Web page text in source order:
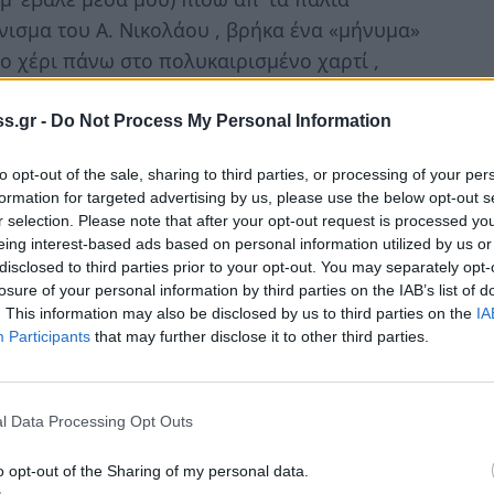
- Do Not Process My Personal Information
opt-out of the sale, sharing to third parties, or processing of your
for targeted advertising by us, please use the below opt-out
selection. Please note that after your opt-out request is processed
interest-based ads based on personal information utilized by us
to third parties prior to your opt-out. You may separately
of your personal information by third parties on the IAB’s list of
This information may also be disclosed by us to third parties on the
Participants that may further disclose it to other third parties.
Data Processing Opt Outs
opt-out of the Sharing of my personal data.
του Α. Νικολάου , βρήκα ένα «μήνυμα»
χέρι πάνω στο πολυκαιρισμένο χαρτί ,
:
τότε που ήμουνα 4-5 χρονών
, το φτωχικό σπιτάκι από πλίθρες , με
που στάζανε κάθε χειμώνα και τα
η Μάνα μου τις χαραμάδες τους με
ο αέρας και η βροχή . Εκεί , λοιπόν , στο
και ήτανε μαζί
ό,τι άλλο μπορείς να φανταστείς ,
ήταν θρήσκα γυναίκα , από κείνους τους